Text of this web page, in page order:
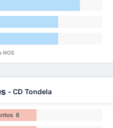
NOS
- CD Tondela
6